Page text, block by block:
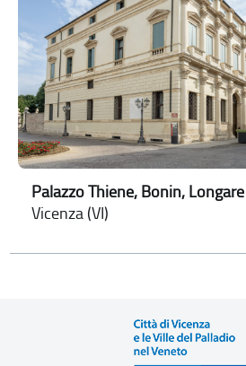
Palazzo Thiene, Bonin, Longare
Vicenza (VI)